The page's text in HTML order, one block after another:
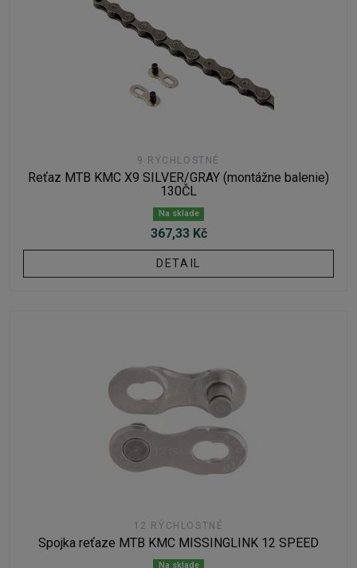
9 RÝCHLOSTNÉ
Reťaz MTB KMC X9 SILVER/GRAY (montážne balenie)
130ČL
Na sklade
367,33 Kč
DETAIL
12 RÝCHLOSTNÉ
Spojka reťaze MTB KMC MISSINGLINK 12 SPEED
Na sklade